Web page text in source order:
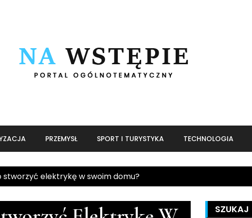
PRZEMYSŁ SPORT I TURYSTYKA TECHNOLOGIA
stworzyć elektrykę w swoim domu?
SZUKAJ